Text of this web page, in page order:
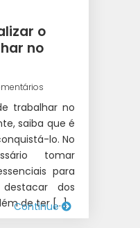
o
no
trabalhar no
saiba que é
lo. No
tomar
para
dos
de ter […]
Continue